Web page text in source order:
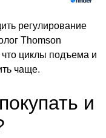
регулирование
Thomson
циклы подъема и
чаще.
и